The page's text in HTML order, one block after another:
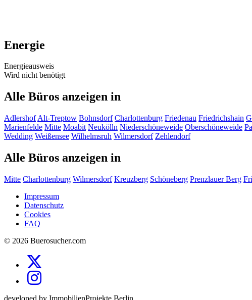
Energie
Energieausweis
Wird nicht benötigt
Alle Büros anzeigen in
Adlershof Alt-Treptow Bohnsdorf Charlottenburg Friedenau Friedrichshain
Marienfelde Mitte Moabit Neukölln Niederschöneweide Oberschöneweide
Wedding Weißensee Wilhelmsruh Wilmersdorf Zehlendorf
Alle Büros anzeigen in
Mitte Charlottenburg Wilmersdorf Kreuzberg Schöneberg Prenzlauer Berg
Impressum
Datenschutz
Cookies
FAQ
© 2026 Buerosucher.com
developed by ImmobilienProjekte Berlin